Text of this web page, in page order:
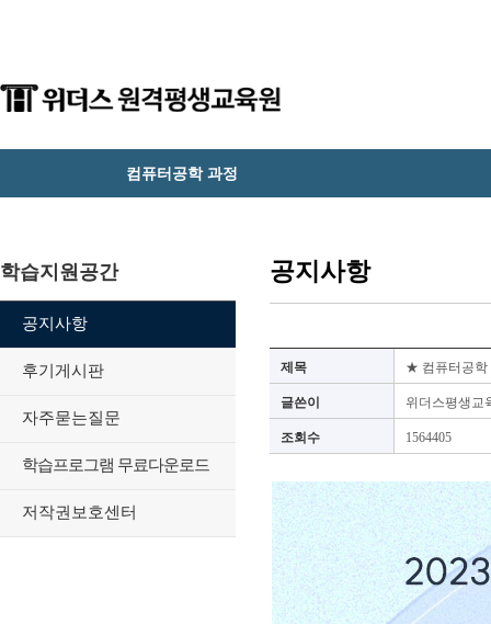
컴퓨터공학 과정
학습지원공간
공지사항
후기게시판
자주묻는질문
학습프로그램 무료다운로드
저작권보호센터
공지사항
제목 ★ 컴퓨터공
글쓴이 위더스평생교
조회수 1564405